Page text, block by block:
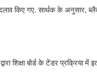
किए गए. सार्थक के अनुसार,
बोर्ड के टेंडर प्रक्रिया में